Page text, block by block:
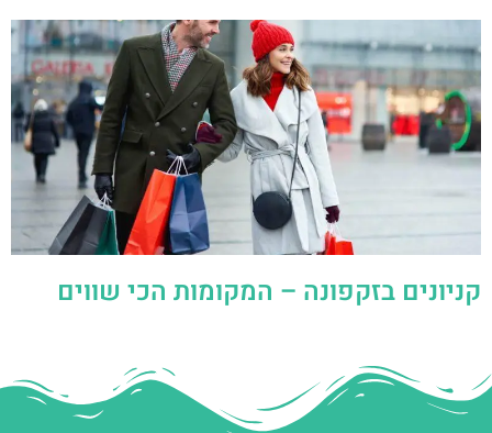
קניונים בזקפונה – המקומות הכי שווים